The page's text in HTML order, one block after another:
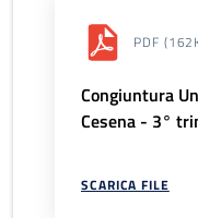
PDF
Congiuntura
Cesena - 3°
SCARICA FILE